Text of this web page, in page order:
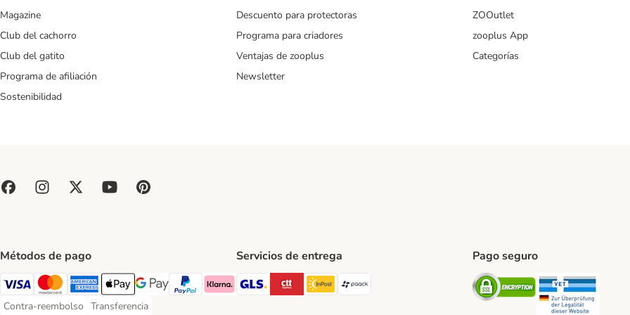
Magazine
Club del cachorro
Club del gatito
Programa de afiliación
Sostenibilidad
Descuento para protectoras
Programa para criadores
Ventajas de zooplus
Newsletter
ZOOutlet
zooplus App
Categorías
Métodos de pago
Visa Payment Method
Mastercard Payment Method
American Express Payment Method
Apple Pay Payment Method
Google Pay Payment Method
PayPal Payment Method
Klarna Payment Method
Contra-reembolso
Contra-reembolso Payment Method
Transferencia
Transferencia Payment Method
Servicios de entrega
GLS Shipping Method
CTTExpress Shipping Method
InPost Shipping Method
Pago seguro
Security